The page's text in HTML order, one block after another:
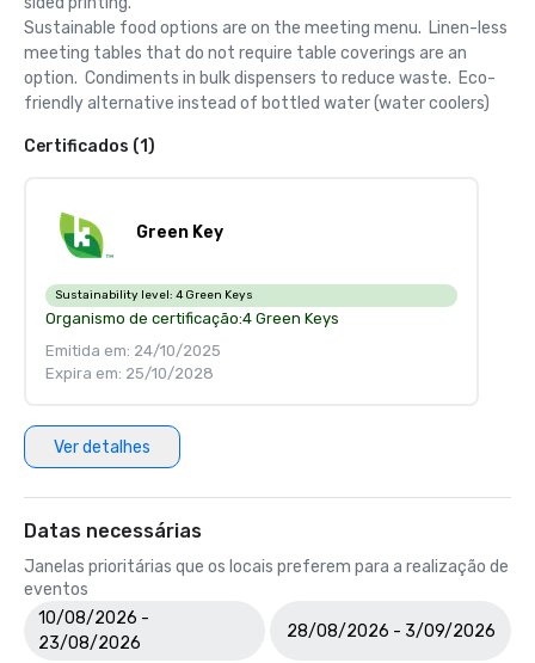
Sustainable food options are on the meeting menu.  Linen-less
meeting tables that do not require table coverings are an
option.  Condiments in bulk dispensers to reduce waste.  Eco-
friendly alternative instead of bottled water (water coolers)
Certificados (1)
Green Key
Sustainability level: 4 Green Keys
Organismo de certificação:4 Green Keys
Emitida em: 24/10/2025
Expira em: 25/10/2028
Ver detalhes
Datas necessárias
Janelas prioritárias que os locais preferem para a realização de
eventos
10/08/2026 -
23/08/2026
28/08/2026 - 3/09/2026